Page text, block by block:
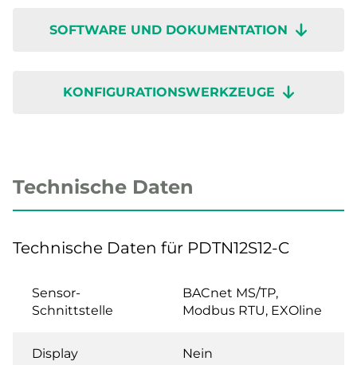
einsatzbereit, sodass Sie sich auf die Leistung statt
Benutzerfreundlichkeit zusammenkommen.
SOFTWARE UND DOKUMENTATION
KONFIGURATIONSWERKZEUGE
Technische Daten
Technische Daten für PDTN12S12-C
Sensor-
Schnittstelle
BACnet MS/TP,
Modbus RTU, EXOline
Display Nein